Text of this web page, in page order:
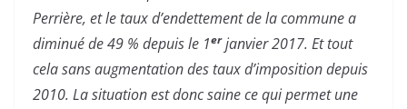
Perrière, et le taux d’endettement de la commune a
diminué de 49 % depuis le 1erjanvier 2017. Et tout
cela sans augmentation des taux d’imposition depuis
2010. La situation est donc saine ce qui permet une